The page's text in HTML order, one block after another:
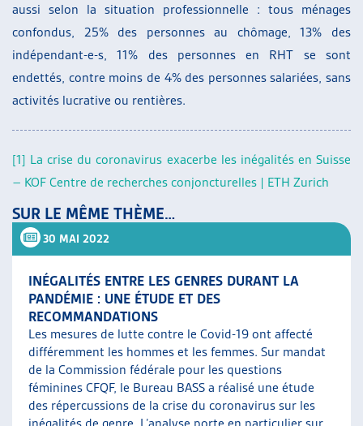
aussi selon la situation professionnelle : tous ménages
confondus, 25% des personnes au chômage, 13% des
indépendant-e-s, 11% des personnes en RHT se sont
endettés, contre moins de 4% des personnes salariées, sans
activités lucrative ou rentières.
[1] La crise du coronavirus exacerbe les inégalités en Suisse
– KOF Centre de recherches conjoncturelles | ETH Zurich
SUR LE MÊME THÈME…
30 MAI 2022
INÉGALITÉS ENTRE LES GENRES DURANT LA
PANDÉMIE : UNE ÉTUDE ET DES
RECOMMANDATIONS
Les mesures de lutte contre le Covid-19 ont affecté
différemment les hommes et les femmes. Sur mandat
de la Commission fédérale pour les questions
féminines CFQF, le Bureau BASS a réalisé une étude
des répercussions de la crise du coronavirus sur les